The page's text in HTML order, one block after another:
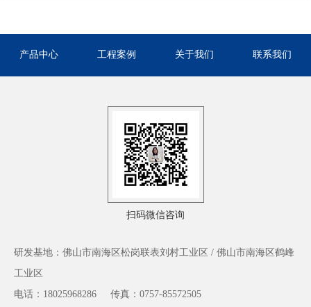
产品中心 工程案例 关于我们 联系我们
扫码微信咨询
研发基地：佛山市南海区松岗联表刘村工业区 / 佛山市南海区鹤峰
工业区
电话：18025968286
传真：0757-85572505